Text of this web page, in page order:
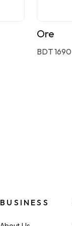
Ore
BDT 1690
BUSINESS